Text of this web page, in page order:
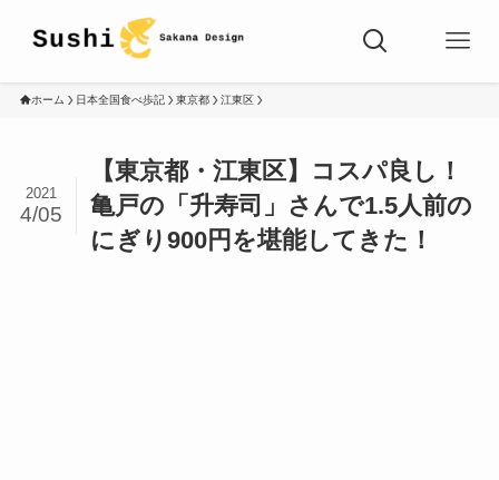
ホーム 日本全国食べ歩記 東京都 江東区
【東京都・江東区】コスパ良し！
亀戸の「升寿司」さんで1.5人前の
にぎり900円を堪能してきた！
2021
4/05